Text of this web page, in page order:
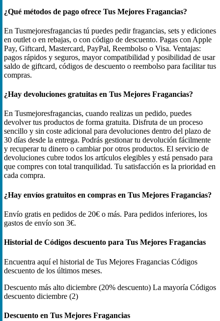
¿Qué métodos de pago ofrece Tus Mejores Fragancias?
En Tusmejoresfragancias tú puedes pedir fragancias, sets y ediciones
en outlet o en rebajas, o con código de descuento. Pagas con Apple
Pay, Giftcard, Mastercard, PayPal, Reembolso o Visa. Ventajas:
pagos rápidos y seguros, mayor compatibilidad y posibilidad de usar
saldo de giftcard, códigos de descuento o reembolso para facilitar tus
compras.
¿Hay devoluciones gratuitas en Tus Mejores Fragancias?
En Tusmejoresfragancias, cuando realizas un pedido, puedes
devolver tus productos de forma gratuita. Disfruta de un proceso
sencillo y sin coste adicional para devoluciones dentro del plazo de
30 días desde la entrega. Podrás gestionar tu devolución fácilmente
y recuperar tu dinero o cambiar por otros productos. El servicio de
devoluciones cubre todos los artículos elegibles y está pensado para
que compres con total tranquilidad. Tu satisfacción es la prioridad en
cada compra.
¿Hay envíos gratuitos en compras en Tus Mejores Fragancias?
Envío gratis en pedidos de 20€ o más. Para pedidos inferiores, los
gastos de envío son 3€.
Historial de Códigos descuento para Tus Mejores Fragancias
Encuentra aquí el historial de Tus Mejores Fragancias Códigos
descuento de los últimos meses.
Descuento más alto diciembre (20% descuento) La mayoría Códigos
descuento diciembre (2)
Descuento en Tus Mejores Fragancias